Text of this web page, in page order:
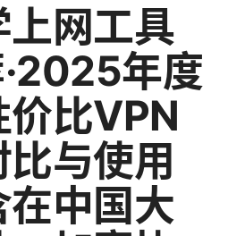
上网工具
年度
比VPN
与使用
中国大